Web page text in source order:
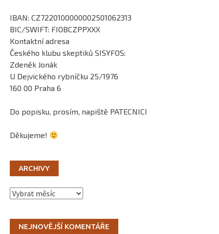
IBAN: CZ7220100000002501062313
BIC/SWIFT: FIOBCZPPXXX
Kontaktní adresa
Českého klubu skeptiků SISYFOS:
Zdeněk Jonák
U Dejvického rybníčku 25/1976
160 00 Praha 6
Do popisku, prosím, napiště PATECNICI
Děkujeme!
ARCHIVY
Archivy
NEJNOVĚJŠÍ KOMENTÁŘE